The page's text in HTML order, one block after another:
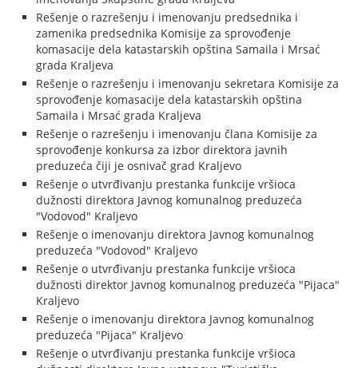
Rešenje o razrešenju i imenovanju predsednika i
zamenika predsednika Komisije za sprovođenje
komasacije dela katastarskih opština Samaila i Mrsać
grada Kraljeva
Rešenje o razrešenju i imenovanju sekretara Komisije za
sprovođenje komasacije dela katastarskih opština
Samaila i Mrsać grada Kraljeva
Rešenje o razrešenju i imenovanju člana Komisije za
sprovođenje konkursa za izbor direktora javnih
preduzeća čiji je osnivač grad Kraljevo
Rešenje o utvrđivanju prestanka funkcije vršioca
dužnosti direktora Javnog komunalnog preduzeća
"Vodovod" Kraljevo
Rešenje o imenovanju direktora Javnog komunalnog
preduzeća "Vodovod" Kraljevo
Rešenje o utvrđivanju prestanka funkcije vršioca
dužnosti direktor Javnog komunalnog preduzeća "Pijaca"
Kraljevo
Rešenje o imenovanju direktora Javnog komunalnog
preduzeća "Pijaca" Kraljevo
Rešenje o utvrđivanju prestanka funkcije vršioca